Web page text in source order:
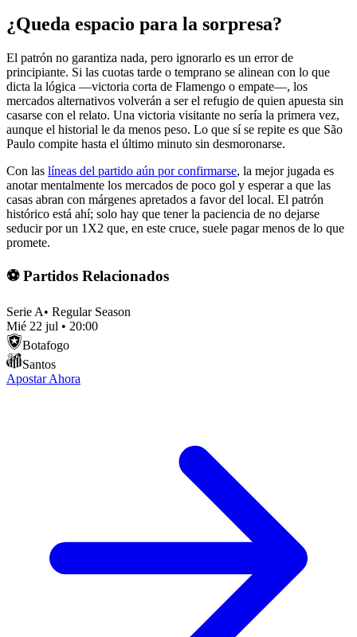
¿Queda espacio para la sorpresa?
El patrón no garantiza nada, pero ignorarlo es un error de
principiante. Si las cuotas tarde o temprano se alinean con lo que
dicta la lógica —victoria corta de Flamengo o empate—, los
mercados alternativos volverán a ser el refugio de quien apuesta sin
casarse con el relato. Una victoria visitante no sería la primera vez,
aunque el historial le da menos peso. Lo que sí se repite es que São
Paulo compite hasta el último minuto sin desmoronarse.
Con las líneas del partido aún por confirmarse, la mejor jugada es
anotar mentalmente los mercados de poco gol y esperar a que las
casas abran con márgenes apretados a favor del local. El patrón
histórico está ahí; solo hay que tener la paciencia de no dejarse
seducir por un 1X2 que, en este cruce, suele pagar menos de lo que
promete.
⚽ Partidos Relacionados
Serie A• Regular Season
Mié 22 jul • 20:00
Botafogo
Santos
Apostar Ahora